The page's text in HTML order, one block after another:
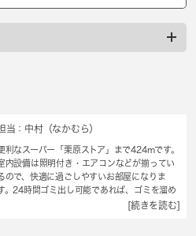
当：中村（なかむら）
利なスーパー「栗原ストア」まで424mです。
内設備は照明付き・エアコンなどが揃ってい
ので、快適に過ごしやすいお部屋になりま
。24時間ゴミ出し可能であれば、ゴミを溜め
ておくために必要なゴミ箱を減らせるので部屋
[続きを読む]